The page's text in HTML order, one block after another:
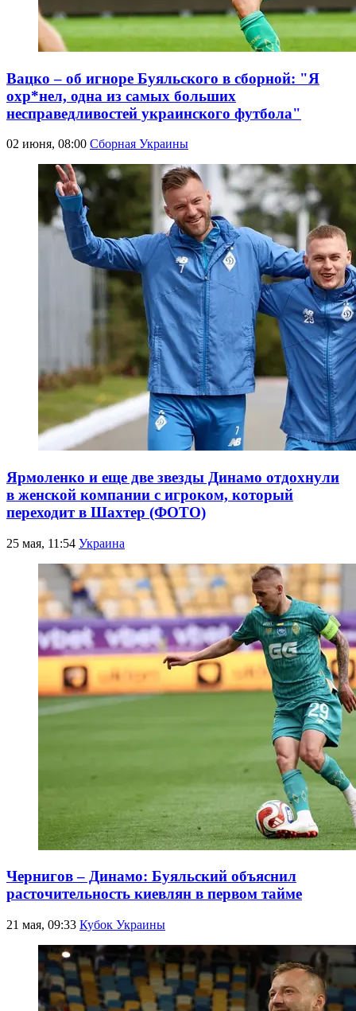
Вацко – об игноре Буяльского в сборной: "Я
охр*нел, одна из самых больших
несправедливостей украинского футбола"
02 июня, 08:00 Сборная Украины
Ярмоленко и еще две звезды Динамо отдохнули
в женской компании с игроком, который
переходит в Шахтер (ФОТО)
25 мая, 11:54 Украина
Чернигов – Динамо: Буяльский объяснил
расточительность киевлян в первом тайме
21 мая, 09:33 Кубок Украины